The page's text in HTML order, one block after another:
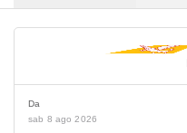
Da
sab 8 ago 2026